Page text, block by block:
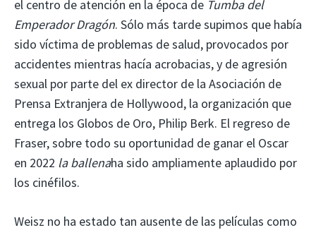
el centro de atención en la época de Tumba del
Emperador Dragón. Sólo más tarde supimos que había
sido víctima de problemas de salud, provocados por
accidentes mientras hacía acrobacias, y de agresión
sexual por parte del ex director de la Asociación de
Prensa Extranjera de Hollywood, la organización que
entrega los Globos de Oro, Philip Berk. El regreso de
Fraser, sobre todo su oportunidad de ganar el Oscar
en 2022 la ballenaha sido ampliamente aplaudido por
los cinéfilos.
Weisz no ha estado tan ausente de las películas como